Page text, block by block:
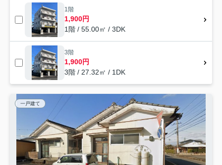
1階
1,900円
1階 / 55.00㎡ / 3DK
3階
1,900円
3階 / 27.32㎡ / 1DK
一戸建て